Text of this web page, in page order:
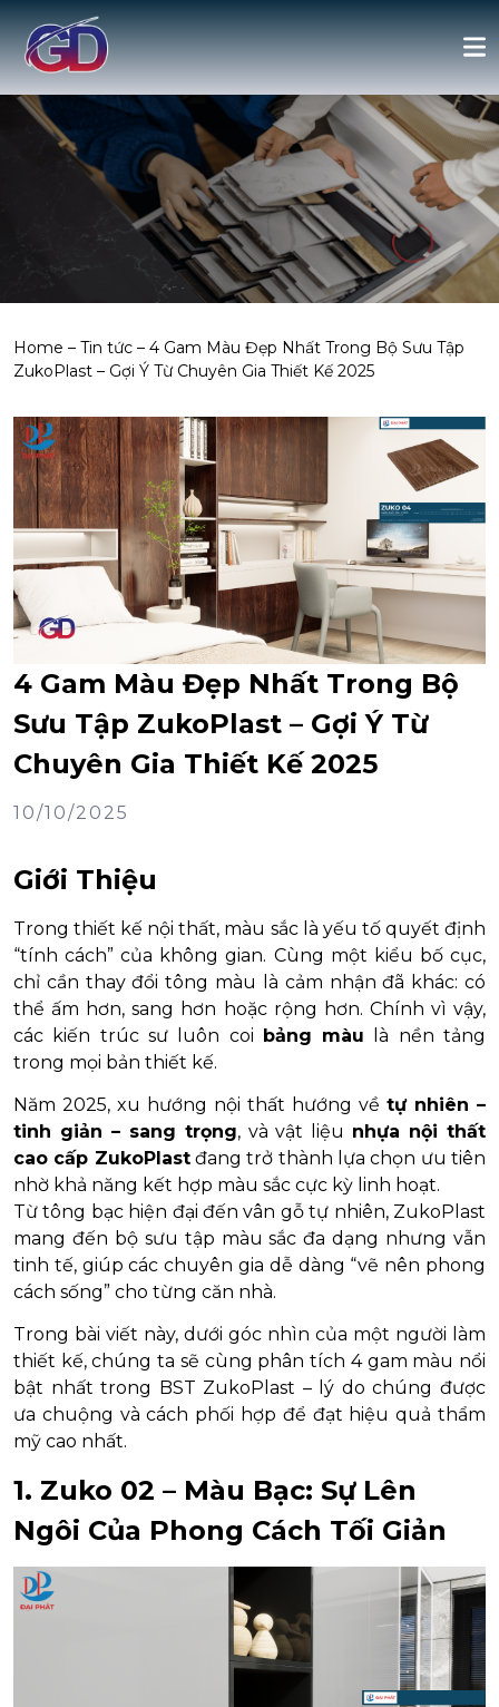
Home – Tin tức – 4 Gam Màu Đẹp Nhất Trong Bộ Sưu Tập
ZukoPlast – Gợi Ý Từ Chuyên Gia Thiết Kế 2025
4 Gam Màu Đẹp Nhất Trong Bộ
Sưu Tập ZukoPlast – Gợi Ý Từ
Chuyên Gia Thiết Kế 2025
10/10/2025
Giới Thiệu
Trong thiết kế nội thất, màu sắc là yếu tố quyết định
“tính cách” của không gian. Cùng một kiểu bố cục,
chỉ cần thay đổi tông màu là cảm nhận đã khác: có
thể ấm hơn, sang hơn hoặc rộng hơn. Chính vì vậy,
các kiến trúc sư luôn coi bảng màu là nền tảng
trong mọi bản thiết kế.
Năm 2025, xu hướng nội thất hướng về tự nhiên –
tinh giản – sang trọng, và vật liệu nhựa nội thất
cao cấp ZukoPlastđang trở thành lựa chọn ưu tiên
nhờ khả năng kết hợp màu sắc cực kỳ linh hoạt.
Từ tông bạc hiện đại đến vân gỗ tự nhiên, ZukoPlast
mang đến bộ sưu tập màu sắc đa dạng nhưng vẫn
tinh tế, giúp các chuyên gia dễ dàng “vẽ nên phong
cách sống” cho từng căn nhà.
Trong bài viết này, dưới góc nhìn của một người làm
thiết kế, chúng ta sẽ cùng phân tích 4 gam màu nổi
bật nhất trong BST ZukoPlast – lý do chúng được
ưa chuộng và cách phối hợp để đạt hiệu quả thẩm
mỹ cao nhất.
1. Zuko 02 – Màu Bạc: Sự Lên
Ngôi Của Phong Cách Tối Giản